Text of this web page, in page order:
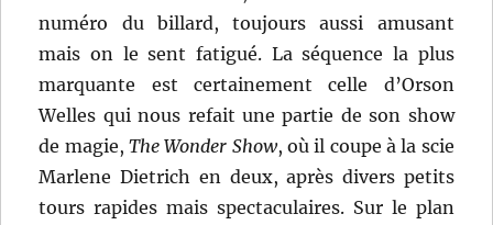
numéro du billard, toujours aussi amusant
mais on le sent fatigué. La séquence la plus
marquante est certainement celle d’Orson
Welles qui nous refait une partie de son show
de magie, The Wonder Show, où il coupe à la scie
Marlene Dietrich en deux, après divers petits
tours rapides mais spectaculaires. Sur le plan